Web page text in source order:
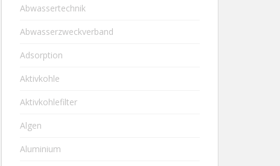
Abwassertechnik
Abwasserzweckverband
Adsorption
Aktivkohle
Aktivkohlefilter
Algen
Aluminium